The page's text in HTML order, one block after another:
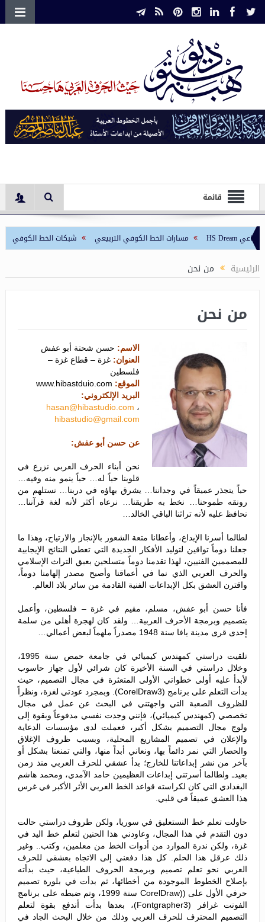
قائمة
مسارات الخط الكوفي التربيعي شبكات الخط الكوفي التربيعي
الرئيسية من نحن
من نحن
الاسم: حسن شحتة أبو عفش
العنوان: غزة – قطاع غزة –
فلسطين
الموقع:
البريد الإلكتروني:
hasan@hibastudio.com ،
hibastudio@gmail.com
عن حسن أبو عفش:
نحن أبناء الحرف العربي نزرع في
قلوبنا حباً له… حباً ينمو منه وفيه…
حباً يتجذر عميقاً في وجداننا… يشرق بهاؤه في دربنا… نستلهم من
رونقه طموحنا… نخط به طريقنا… نرعاه أكثر لأنه لغة قرآننا…
نحافظ عليه لأنه تراثنا الباقي الخالد…
لطالما أسرنا الإبداع، وأعطانا متعة الشعور بالإنجاز والارتياح، وهذا ما
جعلنا دوماً تواقين لتوليد الأفكار الجديدة التي تعطي النتائج الإيجابية
للمصممين الفنيين، لهذا تقدمنا دوماً متسلحين بعبق التراث الإسلامي
والحرف العربي الذي نما في أعماقنا وأصبح مصدر إلهامنا دوماً،
واقترن العشق بكل الإبداعات الفنية القادمة من سائر بلاد العالم.
فأنا حسن أبو عفش، مسلم، مقيم في غزة – فلسطين، وأعمل
بتصميم وبرمجة الأحرف العربية… ولقد كان لهجرة أهلي من سلمة
إحدى قرى مدينة يافا سنة 1948 مصدراً ملهماً لبعض أعمالي…
تلقيت دراستي كمهندس كيميائي في جامعة حمص سنة 1995،
وخلال دراستي في السنة الأخيرة كان شرائي لأول جهاز حاسوب
لأبدأ عليه أولى خطواتي الأولى المتعثرة في مجال التصميم، حيث
بدأت التعلم على برنامج (CorelDraw3). وبمجرد عودتي لغزة، ونظراً
للظروف الصعبة التي واجهتني في البحث عن عمل في مجال
تخصصي (كمهندس كيميائي)، فإنني وجدت نفسي مدفوعاً وبقوة إلى
ولوج مجال التصميم بشكل أكبر، فعملت لدى مؤسسات الدعاية
والإعلان في تصميم المشاريع المحلية، وبسبب ظروف الإغلاق
والحصار التي نمر دائماً بها، ونعاني أبداً منها، والتي تمنعنا بشكل أو
بآخر من نشر إبداعاتنا للخارج؛ بدأ عشقي للحرف العربي منذ زمن
بعيدـ ولطالما أسرتني إبداعات العظيمين حامد الآمدي، ومحمد هاشم
البغدادي التي كان لكراسته قواعد الخط العربي الأثر الأكبر في غرس
هذا العشق عميقاً في قلبي.
حاولت تعلم خط النستعليق في سوريا، ولكن ظروف دراستي حالت
دون التقدم في هذا المجال، وعاودني هذا الحنين لتعلم خط اليد في
غزة، ولكن ندرة الموارد من أدوات الخط من معلمين، وكتب.. وغير
ذلك عرقل هذا الحلم. كل هذا دفعني إلى الاتجاه بعشقي للحرف
العربي نحو تعلم تصميم وبرمجة الحروف الطباعية، حيث بدأته
بإصلاح الخطوط الموجودة من أخطائها، ثم بدأت في بلورة تصميم
حرفي الأول على ((CorelDraw سنة 1999، وتم ضبطه على برنامج
الفونت غرافر (Fontgrapher3)، بعدها بدأت أندفع بقوة لتعلم
التصميم المحترف للحرف العربي وذلك من خلال البحث الجاد في